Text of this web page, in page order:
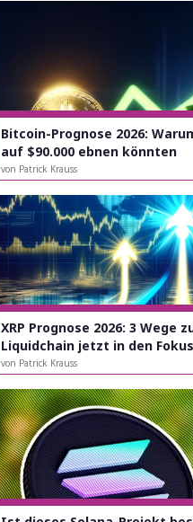
Bitcoin-Prognose 2026:
auf $90.000 ebnen könnten
von Patrick Krauss
XRP Prognose 2026: 3 Wege
Liquidchain jetzt in den
von Patrick Krauss